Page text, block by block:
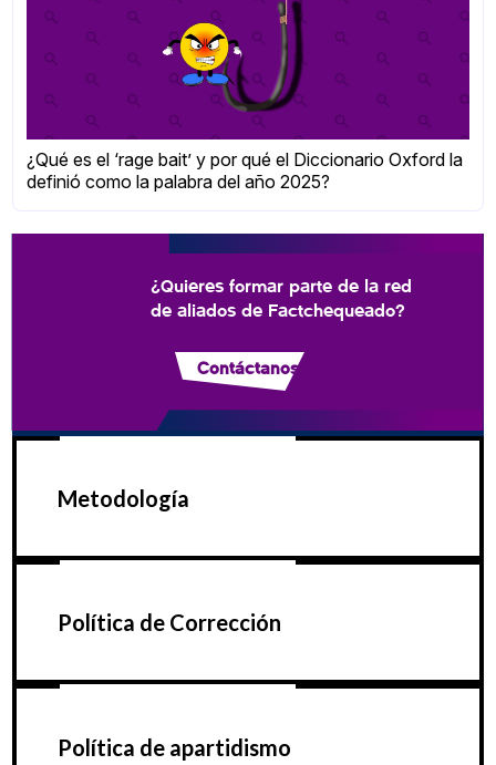
¿Qué es el ‘rage bait’ y por qué el Diccionario Oxford la
definió como la palabra del año 2025?
¿Quieres formar parte de la red
de aliados de Factchequeado?
Contáctanos
Metodología
Política de Corrección
Política de apartidismo